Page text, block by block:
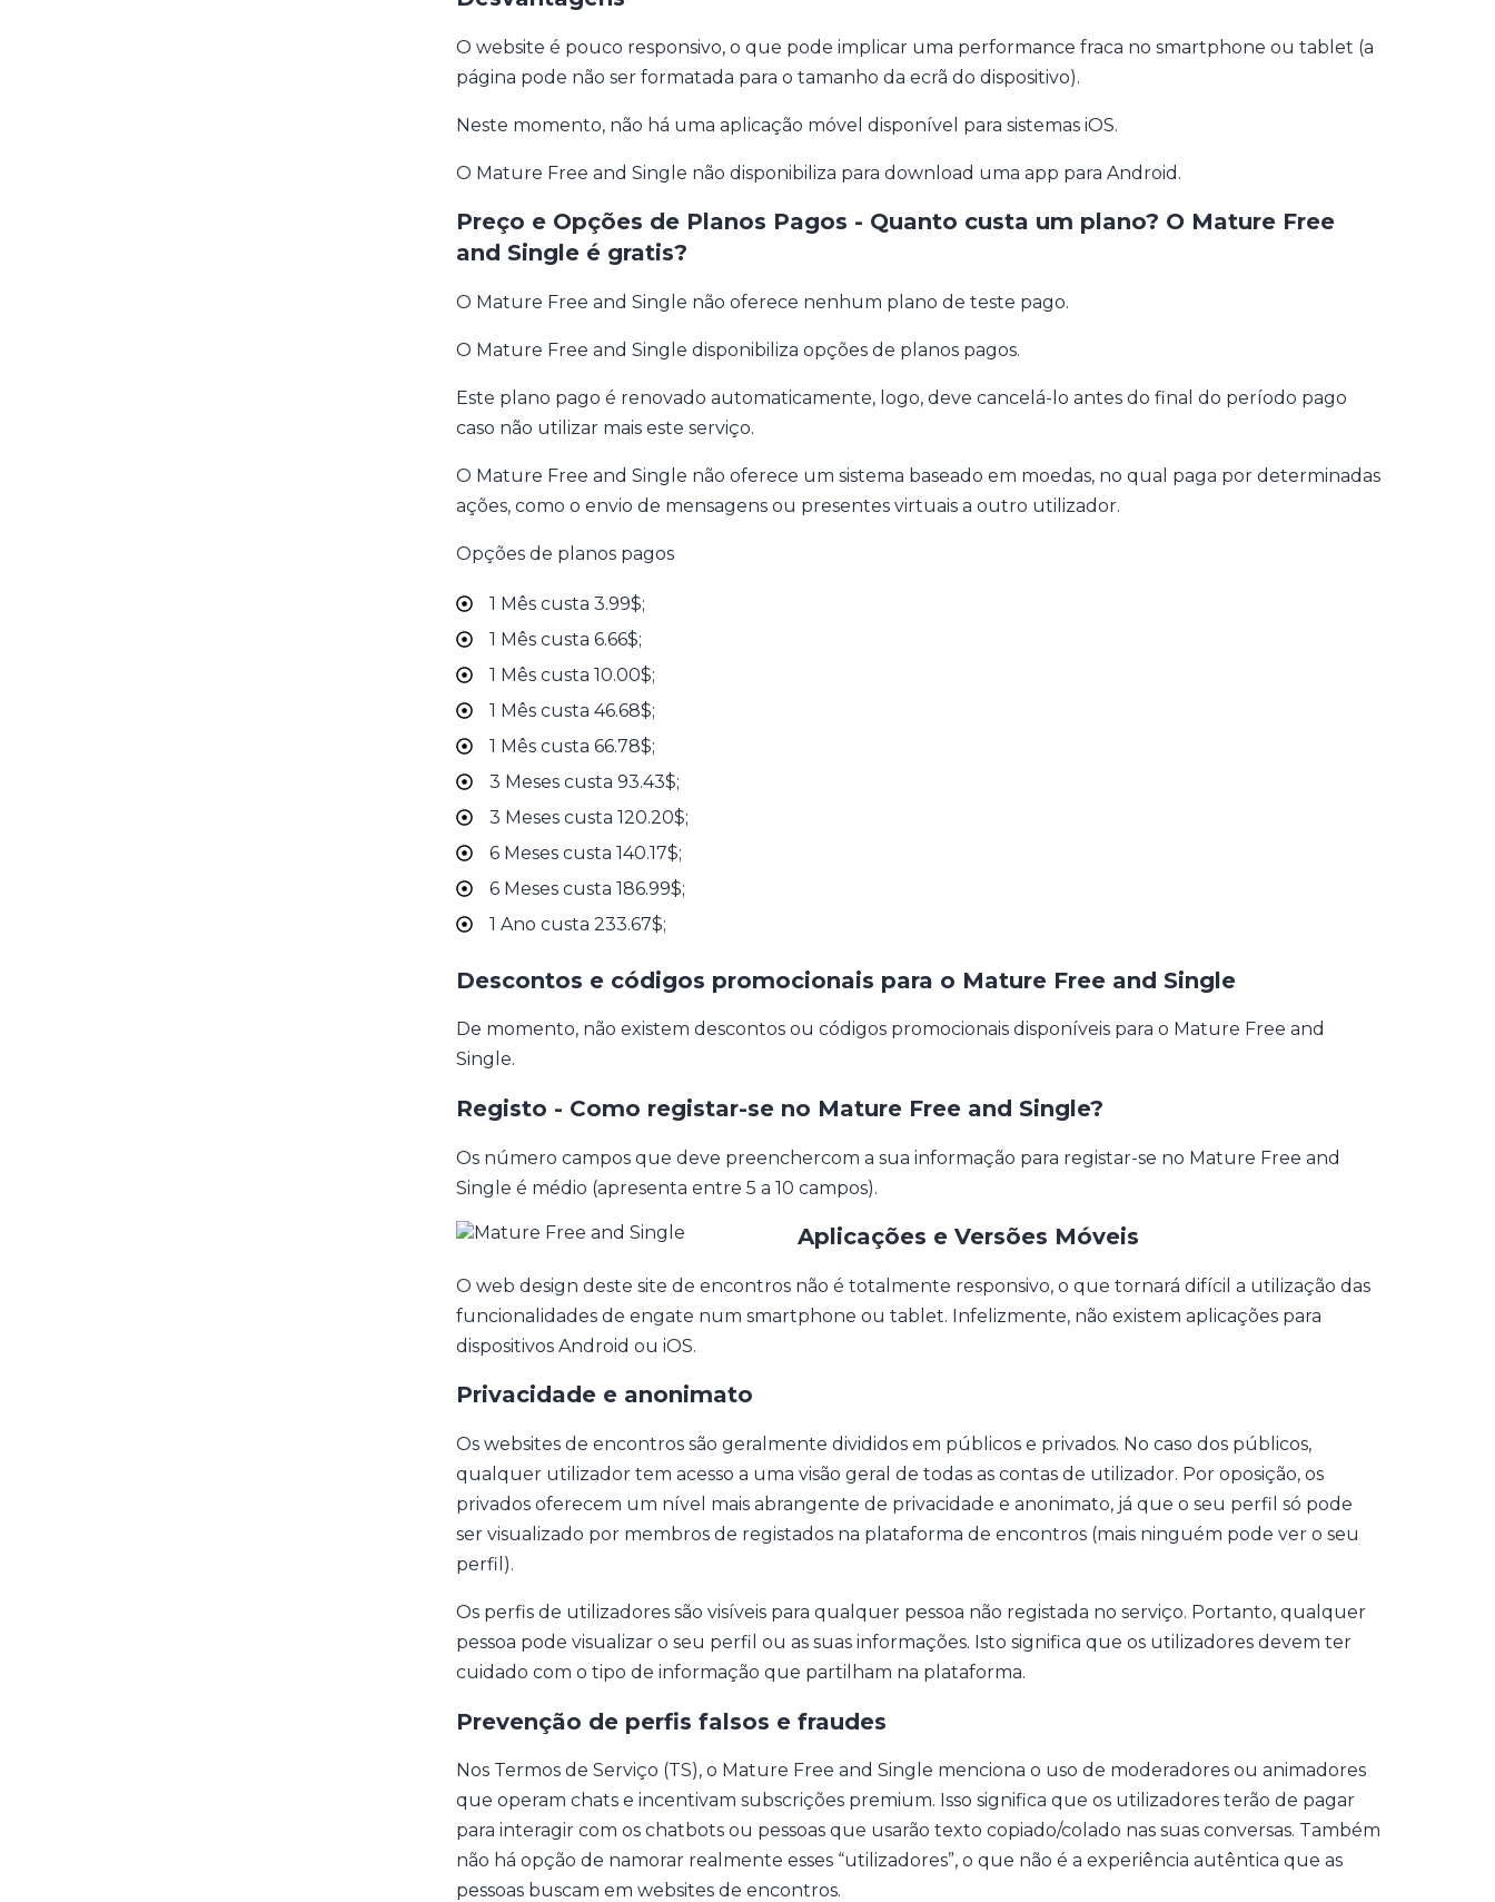
O website é pouco responsivo, o que pode implicar uma performance fraca no smartphone ou tablet (a
página pode não ser formatada para o tamanho da ecrã do dispositivo).
Neste momento, não há uma aplicação móvel disponível para sistemas iOS.
O Mature Free and Single não disponibiliza para download uma app para Android.
Preço e Opções de Planos Pagos - Quanto custa um plano? O Mature Free
and Single é gratis?
O Mature Free and Single não oferece nenhum plano de teste pago.
O Mature Free and Single disponibiliza opções de planos pagos.
Este plano pago é renovado automaticamente, logo, deve cancelá-lo antes do final do período pago
caso não utilizar mais este serviço.
O Mature Free and Single não oferece um sistema baseado em moedas, no qual paga por determinadas
ações, como o envio de mensagens ou presentes virtuais a outro utilizador.
Opções de planos pagos
1 Mês custa 3.99$;
1 Mês custa 6.66$;
1 Mês custa 10.00$;
1 Mês custa 46.68$;
1 Mês custa 66.78$;
3 Meses custa 93.43$;
3 Meses custa 120.20$;
6 Meses custa 140.17$;
6 Meses custa 186.99$;
1 Ano custa 233.67$;
Descontos e códigos promocionais para o Mature Free and Single
De momento, não existem descontos ou códigos promocionais disponíveis para o Mature Free and
Single.
Registo - Como registar-se no Mature Free and Single?
Os número campos que deve preenchercom a sua informação para registar-se no Mature Free and
Single é médio (apresenta entre 5 a 10 campos).
Aplicações e Versões Móveis
O web design deste site de encontros não é totalmente responsivo, o que tornará difícil a utilização das
funcionalidades de engate num smartphone ou tablet. Infelizmente, não existem aplicações para
dispositivos Android ou iOS.
Privacidade e anonimato
Os websites de encontros são geralmente divididos em públicos e privados. No caso dos públicos,
qualquer utilizador tem acesso a uma visão geral de todas as contas de utilizador. Por oposição, os
privados oferecem um nível mais abrangente de privacidade e anonimato, já que o seu perfil só pode
ser visualizado por membros de registados na plataforma de encontros (mais ninguém pode ver o seu
perfil).
Os perfis de utilizadores são visíveis para qualquer pessoa não registada no serviço. Portanto, qualquer
pessoa pode visualizar o seu perfil ou as suas informações. Isto significa que os utilizadores devem ter
cuidado com o tipo de informação que partilham na plataforma.
Prevenção de perfis falsos e fraudes
Nos Termos de Serviço (TS), o Mature Free and Single menciona o uso de moderadores ou animadores
que operam chats e incentivam subscrições premium. Isso significa que os utilizadores terão de pagar
para interagir com os chatbots ou pessoas que usarão texto copiado/colado nas suas conversas. Também
não há opção de namorar realmente esses “utilizadores”, o que não é a experiência autêntica que as
pessoas buscam em websites de encontros.